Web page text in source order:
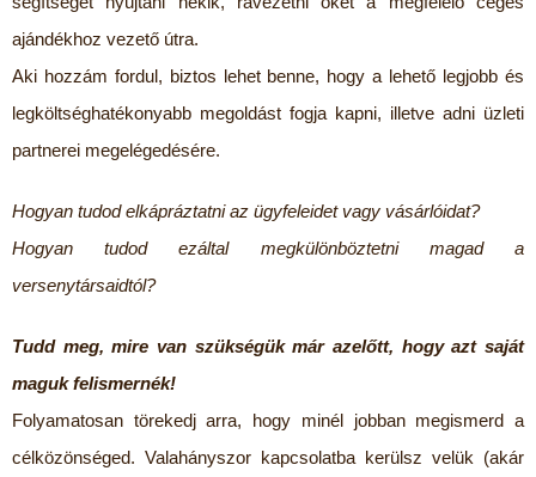
ajándékhoz vezető útra.
Aki hozzám fordul, biztos lehet benne, hogy a lehető legjobb és
legköltséghatékonyabb megoldást fogja kapni, illetve adni üzleti
partnerei megelégedésére.
Hogyan tudod elkápráztatni az ügyfeleidet vagy vásárlóidat?
Hogyan tudod ezáltal megkülönböztetni magad a
versenytársaidtól?
Tudd meg, mire van szükségük már azelőtt, hogy azt saját
maguk felismernék!
Folyamatosan törekedj arra, hogy minél jobban megismerd a
célközönséged. Valahányszor kapcsolatba kerülsz velük (akár